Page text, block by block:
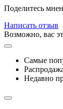
Поделитесь
Написать отзыв
Возможно, вас
Самые
Недавно